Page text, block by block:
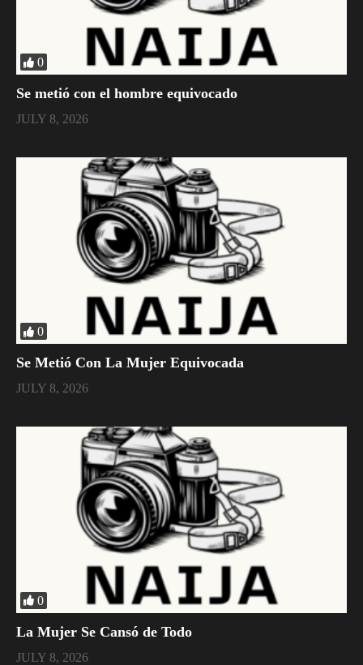
0
Se metió con el hombre equivocado
JULY 8, 2026
0
Se Metió Con La Mujer Equivocada
JULY 8, 2026
0
La Mujer Se Cansó de Todo
JULY 8, 2026